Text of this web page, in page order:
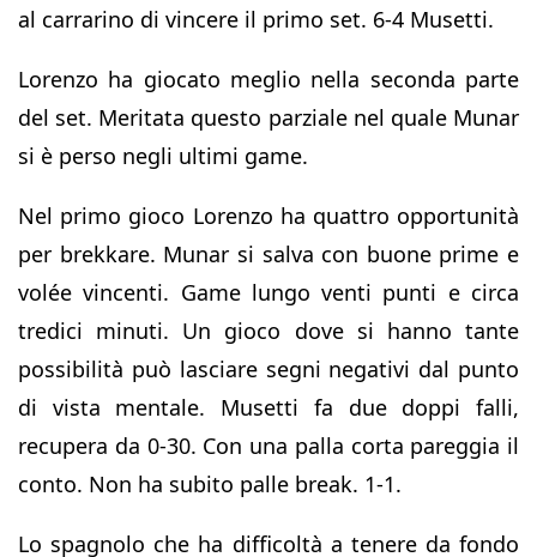
al carrarino di vincere il primo set. 6-4 Musetti.
Lorenzo ha giocato meglio nella seconda parte
del set. Meritata questo parziale nel quale Munar
si è perso negli ultimi game.
Nel primo gioco Lorenzo ha quattro opportunità
per brekkare. Munar si salva con buone prime e
volée vincenti. Game lungo venti punti e circa
tredici minuti. Un gioco dove si hanno tante
possibilità può lasciare segni negativi dal punto
di vista mentale. Musetti fa due doppi falli,
recupera da 0-30. Con una palla corta pareggia il
conto. Non ha subito palle break. 1-1.
Lo spagnolo che ha difficoltà a tenere da fondo